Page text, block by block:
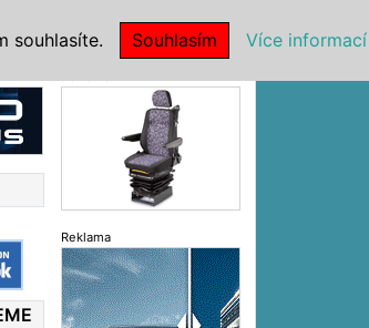
Reklama
souhlasíte. Souhlasím Více informací